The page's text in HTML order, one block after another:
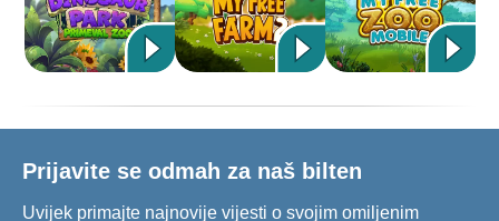
Prijavite se odmah za naš bilten
Uvijek primajte najnovije vijesti o svojim omiljenim